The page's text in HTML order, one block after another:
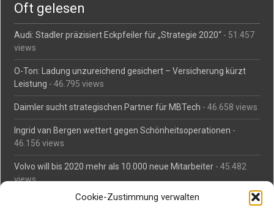
Cookie-Zustimmung verwalten
Oft gelesen
Audi: Stadler präzisiert Eckpfeiler für „Strategie 2020“ - 51.457
views
O-Ton: Ladung unzureichend gesichert – Versicherung kürzt
Leistung - 46.795 views
Daimler sucht strategischen Partner für MBTech - 46.658 views
Ingrid van Bergen wettert gegen Schönheitsoperationen -
46.156 views
Volvo will bis 2020 mehr als 10.000 neue Mitarbeiter - 45.482
views
Mäßiges Interesse an Daimlers MBtech- 44.713 views